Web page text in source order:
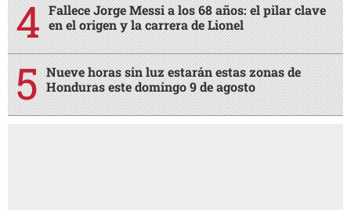
Fallece Jorge Messi a los 68 años: el pilar clave
en el origen y la carrera de Lionel
Nueve horas sin luz estarán estas zonas de
Honduras este domingo 9 de agosto